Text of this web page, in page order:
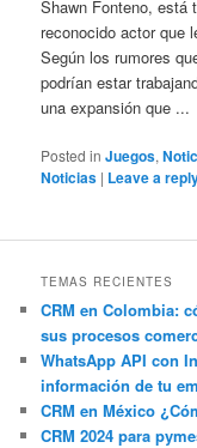
Shawn Fonteno, está
reconocido actor que
Según los rumores
podrían estar
una expansión que ...
Posted in Juegos,
Noticias | Leave a
TEMAS RECIENTES
CRM en Colombia:
sus procesos
WhatsApp API con
información de tu
CRM en México
CRM 2024 para